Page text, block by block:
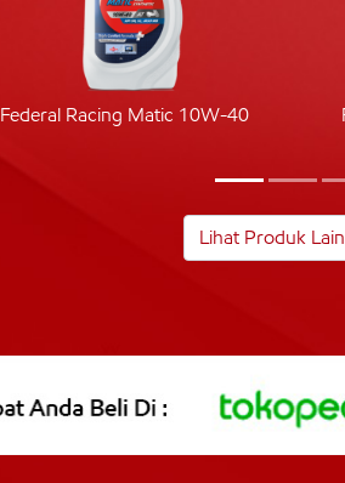
Federal Racing Matic 10W-40
Lihat Produk